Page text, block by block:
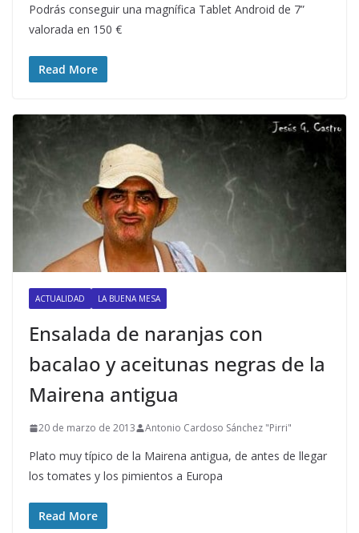
Podrás conseguir una magnífica Tablet Android de 7”
valorada en 150 €
Read More
ACTUALIDAD LA BUENA MESA
Ensalada de naranjas con
bacalao y aceitunas negras de la
Mairena antigua
20 de marzo de 2013 Antonio Cardoso Sánchez "Pirri"
Plato muy típico de la Mairena antigua, de antes de llegar
los tomates y los pimientos a Europa
Read More